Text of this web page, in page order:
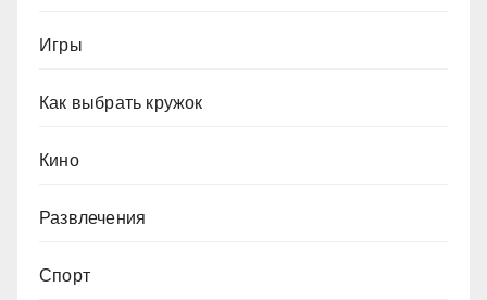
Игры
Как выбрать кружок
Кино
Развлечения
Спорт